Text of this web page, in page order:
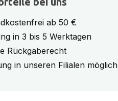
ab 50 €
in 3 bis 5 Werktagen
Rückgaberecht
in unseren Filialen möglich